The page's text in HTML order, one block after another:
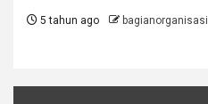
5 tahun ago bagianorganisasi